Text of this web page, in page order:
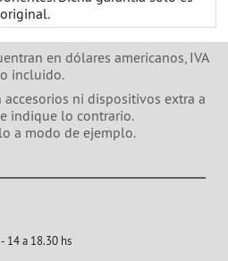
en dólares americanos, IVA
incluido.
ni dispositivos extra a
indique lo contrario.
a modo de ejemplo.
14 a 18.30 hs